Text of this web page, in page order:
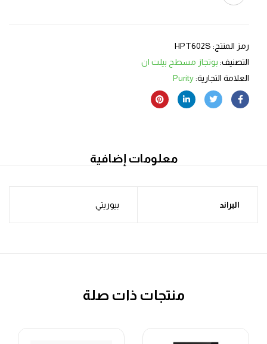
رمز المنتج: HPT602S
التصنيف: بوتجاز مسطح بيلت ان
العلامة التجارية:Purity
معلومات إضافية
البراند بيوريتي
منتجات ذات صلة